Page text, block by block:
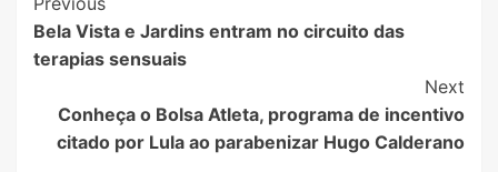
Navigation
Bela Vista e Jardins entram no circuito das
terapias sensuais
Next
Conheça o Bolsa Atleta, programa de incentivo
citado por Lula ao parabenizar Hugo Calderano